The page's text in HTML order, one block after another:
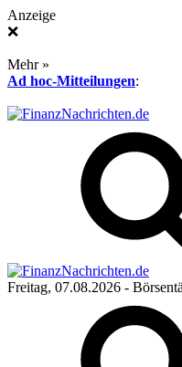
Anzeige
❌
Mehr »
Ad hoc-Mitteilungen:
Freitag, 07.08.2026 -